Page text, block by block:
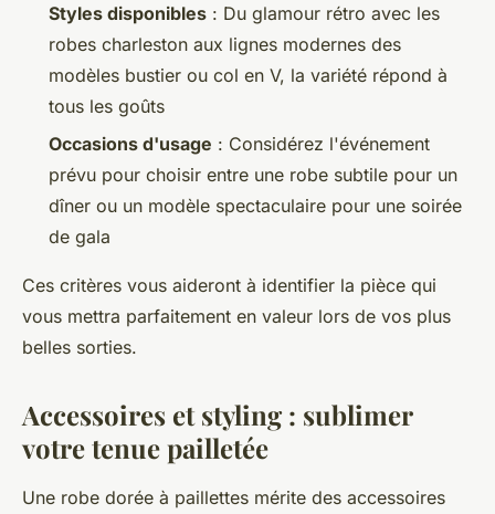
Styles disponibles : Du glamour rétro avec les
robes charleston aux lignes modernes des
modèles bustier ou col en V, la variété répond à
tous les goûts
Occasions d'usage : Considérez l'événement
prévu pour choisir entre une robe subtile pour un
dîner ou un modèle spectaculaire pour une soirée
de gala
Ces critères vous aideront à identifier la pièce qui
vous mettra parfaitement en valeur lors de vos plus
belles sorties.
Accessoires et styling : sublimer
votre tenue pailletée
Une robe dorée à paillettes mérite des accessoires